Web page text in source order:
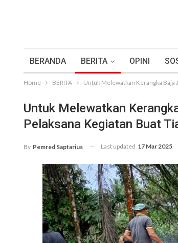
BERANDA BERITA OPINI
Home BERITA Untuk Melewatkan Kerangka Baja
Untuk Melewatkan
Pelaksana Kegiatan Buat
By Pemred Saptarius Last updated 17 Mar 2025